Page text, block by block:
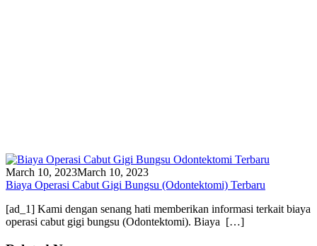
March 10, 2023March 10, 2023
Biaya Operasi Cabut Gigi Bungsu (Odontektomi) Terbaru
[ad_1] Kami dengan senang hati memberikan informasi terkait biaya
operasi cabut gigi bungsu (Odontektomi). Biaya […]